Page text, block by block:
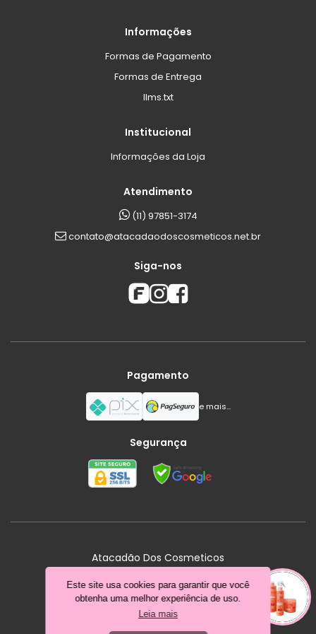
Este site usa cookies para garantir que você
obtenha uma melhor experiência de uso.
Leia mais
Informações
Formas de Pagamento
Formas de Entrega
llms.txt
Institucional
Informações da Loja
Atendimento
(11) 97851-3174
contato@atacadaodoscosmeticos.net.br
Siga-nos
Pagamento
e mais...
Segurança
Atacadão Dos Cosmeticos
Criar loja virtual com a plataforma